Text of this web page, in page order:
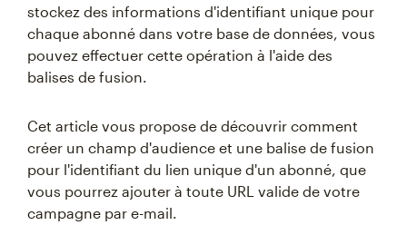
stockez des informations d'identifiant unique pour
chaque abonné dans votre base de données, vous
pouvez effectuer cette opération à l'aide des
balises de fusion.
Cet article vous propose de découvrir comment
créer un champ d'audience et une balise de fusion
pour l'identifiant du lien unique d'un abonné, que
vous pourrez ajouter à toute URL valide de votre
campagne par e-mail.